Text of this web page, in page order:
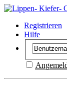
Registrieren
Hilfe